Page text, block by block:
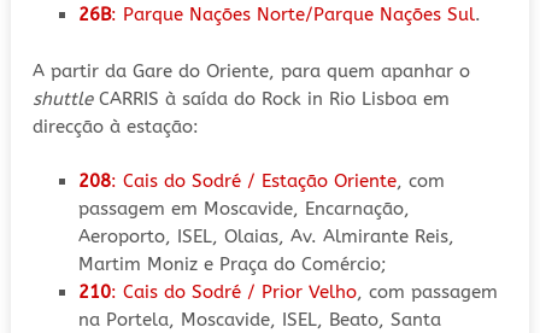
26B: Parque Nações Norte/Parque Nações Sul.
A partir da Gare do Oriente, para quem apanhar o
shuttleCARRIS à saída do Rock in Rio Lisboa em
direcção à estação:
208: Cais do Sodré / Estação Oriente, com
passagem em Moscavide, Encarnação,
Aeroporto, ISEL, Olaias, Av. Almirante Reis,
Martim Moniz e Praça do Comércio;
210: Cais do Sodré / Prior Velho, com passagem
na Portela, Moscavide, ISEL, Beato, Santa